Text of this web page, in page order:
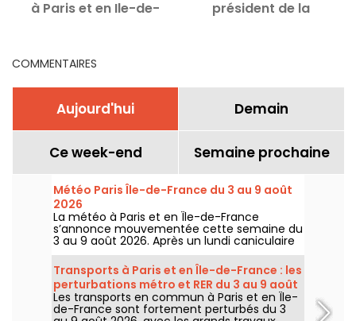
à Paris et en Ile-de-
président de la
COMMENTAIRES
Aujourd'hui Demain
Ce week-end Semaine prochaine
Météo Paris Île-de-France du 3 au 9 août
2026
La météo à Paris et en Île-de-France
s’annonce mouvementée cette semaine du
3 au 9 août 2026. Après un lundi caniculaire
marqué par un risque d’orages, les
températures vont progressivement baisser
avant le retour d’un temps plus chaud et
ensoleillé pour le week-end.
Transports à Paris et en Île-de-France : les
perturbations métro et RER du 3 au 9 août
2026
Les transports en commun à Paris et en Île-
de-France sont fortement perturbés du 3